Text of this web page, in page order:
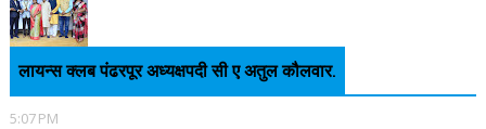
लायन्स क्लब पंढरपूर अध्यक्षपदी सी ए अतुल कौलवार.
5:07 PM